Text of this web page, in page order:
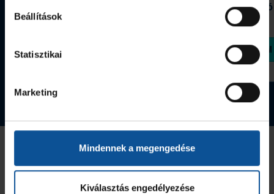
Beállítások
Statisztikai
Marketing
Mindennek a megengedése
Kiválasztás engedélyezése
Megvásárolom
Szeged
1 090 Ft
Megvásárolom
Az Utánpótlás kiemelt támogatója